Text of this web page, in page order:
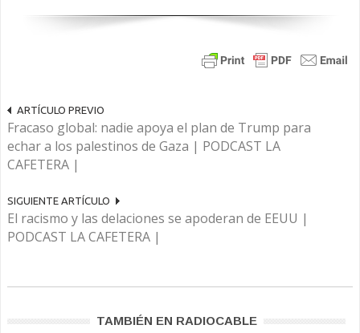
ARTÍCULO PREVIO
Fracaso global: nadie apoya el plan de Trump para
echar a los palestinos de Gaza | PODCAST LA
CAFETERA |
SIGUIENTE ARTÍCULO
El racismo y las delaciones se apoderan de EEUU |
PODCAST LA CAFETERA |
TAMBIÉN EN RADIOCABLE